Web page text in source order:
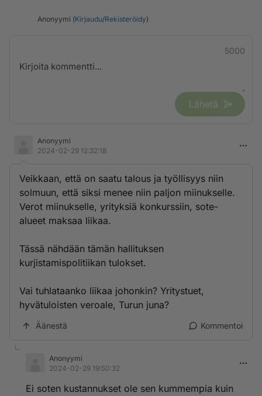
Anonyymi (Kirjaudu/Rekisteröidy)
5000
Lähetä
Anonyymi
2024-02-29 12:32:18
Veikkaan, että on saatu talous ja työllisyys niin
solmuun, että siksi menee niin paljon miinukselle.
Verot miinukselle, yrityksiä konkurssiin, sote-
alueet maksaa liikaa.
Tässä nähdään tämän hallituksen
kurjistamispolitiikan tulokset.
Vai tuhlataanko liikaa johonkin? Yritystuet,
hyvätuloisten veroale, Turun juna?
Äänestä Kommentoi
Anonyymi
2024-02-29 19:50:32
Ei soten kustannukset ole sen kummempia kuin